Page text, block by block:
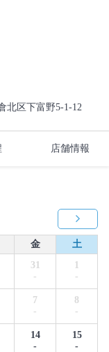
北区下富野5-1-12
店舗情報
金
土
31
-
1
-
7
-
8
-
14
-
15
-